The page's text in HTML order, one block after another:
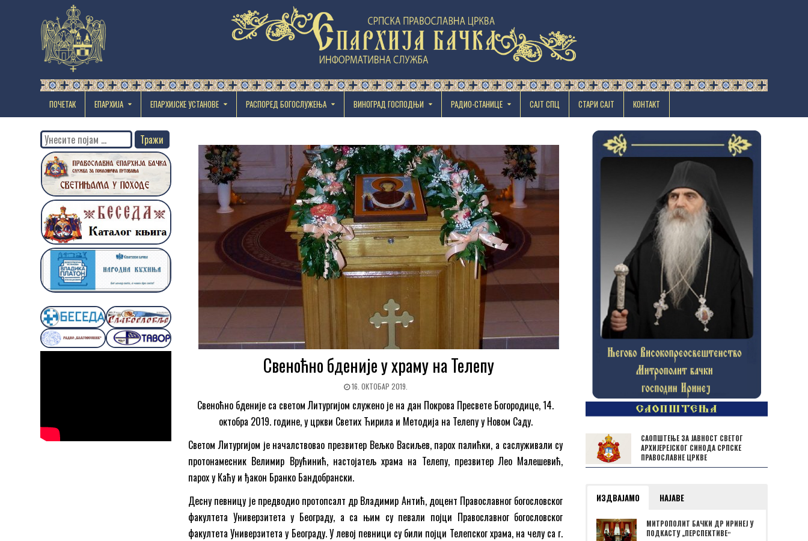
ПОЧЕТАК ЕПАРХИЈА EПАРХИЈСКЕ УСТАНОВЕ РАСПОРЕД БОГОСЛУЖЕЊА ВИНОГРАД ГОСПОДЊИ РАДИО-СТАНИЦЕ САЈТ СПЦ СТАРИ САЈТ КОНТАКТ
Свеноћно бденије у храму на Телепу
16. ОКТОБАР 2019.
Свеноћно бденије са светом Литургијом служено је на дан Покрова Пресвете Богородице, 14.
октобра 2019. године, у цркви Светих Ћирила и Методија на Телепу у Новом Саду.
Светом Литургијом је началствовао презвитер Вељко Васиљев, парох палићки, а саслуживали су
протонамесник Велимир Врућинић, настојатељ храма на Телепу, презвитер Лео Малешевић,
парох у Каћу и ђакон Бранко Бандобрански.
Десну певницу је предводио протопсалт др Владимир Антић, доцент Православног богословског
факултета Универзитета у Београду, а са њим су певали појци Православног богословског
факултета Универзитета у Београду. У левој певници су били појци Телепског храма, на челу са г.
Search
for:
САОПШТЕЊЕ ЗА ЈАВНОСТ СВЕТОГ
АРХИЈЕРЕЈСКОГ СИНОДА СРПСКЕ
ПРАВОСЛАВНЕ ЦРКВЕ
ИЗДВАЈАМО НАЈАВЕ
МИТРОПОЛИТ БАЧКИ ДР ИРИНЕЈ У
ПОДКАСТУ „ПЕРСПЕКТИВЕˮ